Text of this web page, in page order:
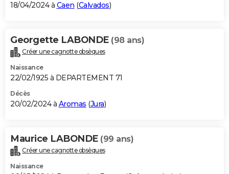
18/04/2024 à Caen (Calvados)
Georgette LABONDE (98 ans)
Créer une cagnotte obsèques
Naissance
22/02/1925 à DEPARTEMENT 71
Décès
20/02/2024 à Aromas (Jura)
Maurice LABONDE (99 ans)
Créer une cagnotte obsèques
Naissance